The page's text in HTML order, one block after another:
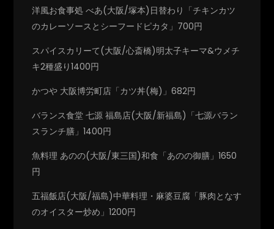
洋風お食事処 べあ(大阪/塚本)日替わり「チキンカツ
のカレーソースとシーフードピカタ」700円
スパイスカリーて(大阪/心斎橋)明太子キーマ&ウメチ
キ2種盛り1400円
かつや 大阪博労町店「カツ丼(梅)」682円
バランス食堂 七源 福島店(大阪/新福島)「七源バラン
スランチ膳」1400円
魚料理 あのの(大阪/東三国)和食「あのの御膳」1650
円
五福飯店(大阪/福島)中華料理・麻婆豆腐「豚肉となす
のオイスター炒め」1200円